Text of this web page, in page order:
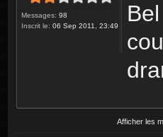
Messages: 98
Inscrit le: 06 Sep 2011, 23:49
Afficher les